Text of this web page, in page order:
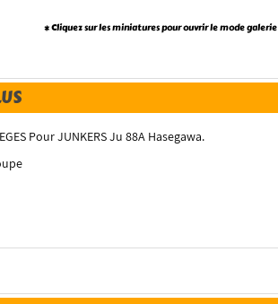
* Cliquez sur les miniatures pour ouvrir le mode galerie
Pour JUNKERS Ju 88A Hasegawa.